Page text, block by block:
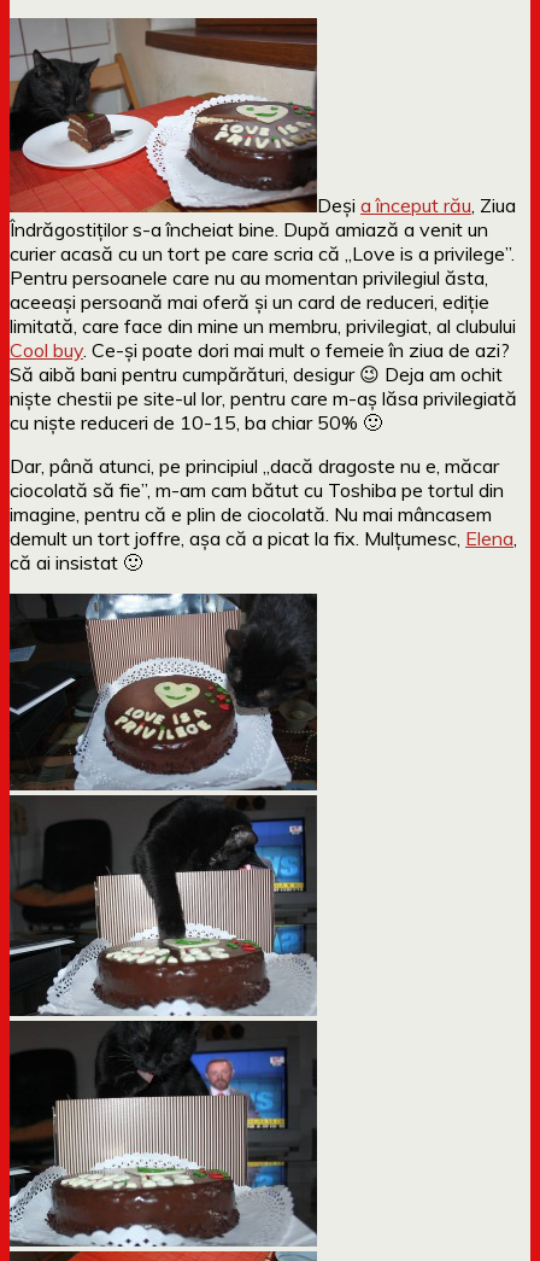
Deși a început rău , Ziua
Îndrăgostiților s-a încheiat bine. După amiază a venit un
curier acasă cu un tort pe care scria că „Love is a privilege”.
Pentru persoanele care nu au momentan privilegiul ăsta,
aceeași persoană mai oferă și un card de reduceri, ediție
limitată, care face din mine un membru, privilegiat, al clubului
Cool buy . Ce-și poate dori mai mult o femeie în ziua de azi?
Să aibă bani pentru cumpărături, desigur 😉 Deja am ochit
niște chestii pe site-ul lor, pentru care m-aș lăsa privilegiată
cu niște reduceri de 10-15, ba chiar 50% 🙂
Dar, până atunci, pe principiul „dacă dragoste nu e, măcar
ciocolată să fie”, m-am cam bătut cu Toshiba pe tortul din
imagine, pentru că e plin de ciocolată. Nu mai mâncasem
demult un tort joffre, așa că a picat la fix. Mulțumesc, Elena
că ai insistat 🙂